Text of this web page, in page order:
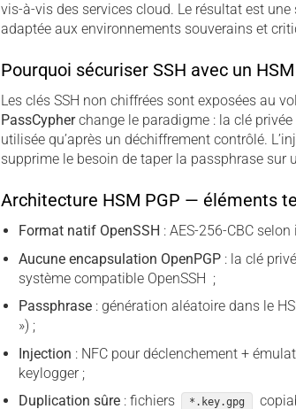
vis-à-vis des services cloud. Le résultat est une
adaptée aux environnements souverains et
Pourquoi sécuriser SSH avec un HSM
Les clés SSH non chiffrées sont exposées au
PassCypherchange le paradigme : la clé
utilisée qu’après un déchiffrement contrôlé.
supprime le besoin de taper la passphrase sur
Architecture HSM PGP — éléments
Format natif OpenSSH : AES-256-CBC
Aucune encapsulation OpenPGP : la clé
système compatible OpenSSH ;
Passphrase : génération aléatoire dans le
») ;
Injection : NFC pour déclenchement +
keylogger ;
Duplication sûre : fichiers *.key.gpg